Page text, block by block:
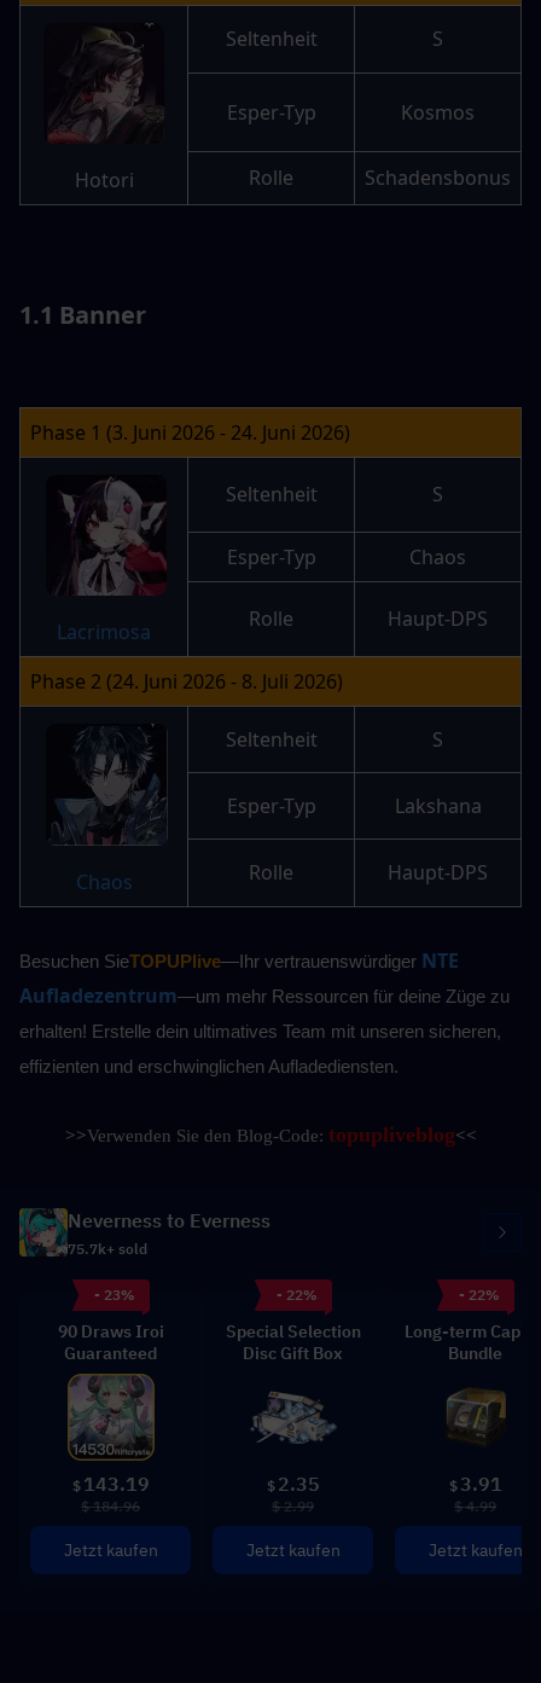
Hotori
Seltenheit S
Esper-Typ Kosmos
Rolle Schadensbonus
1.1 Banner
Phase 1 (3. Juni 2026 - 24. Juni 2026)
Lacrimosa
Seltenheit S
Esper-Typ Chaos
Rolle Haupt-DPS
Phase 2 (24. Juni 2026 - 8. Juli 2026)
Chaos
Seltenheit S
Esper-Typ Lakshana
Rolle Haupt-DPS
Besuchen SieTOPUPlive—Ihr vertrauenswürdiger NTE
Aufladezentrum—um mehr Ressourcen für deine Züge zu
erhalten! Erstelle dein ultimatives Team mit unseren sicheren,
effizienten und erschwinglichen Aufladediensten.
>>Verwenden Sie den Blog-Code: topupliveblog<<
Neverness to Everness
75.7k+ sold
- 23%
90 Draws Iroi
Guaranteed
$ 143.19
$ 184.96
Jetzt kaufen
- 22%
Special Selection
Disc Gift Box
$ 2.35
$ 2.99
Jetzt kaufen
- 22%
Long-term
Bundle
$ 3.91
$ 4.99
Jetzt kaufen